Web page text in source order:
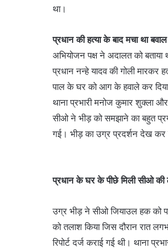
था।
प्रधान की हत्या के बाद मचा था बवाल
अभियोजन पक्ष ने अदालत को
प्रधान नन्हे यादव की गोली
पाल के घर को आग के हवाले कर
थाना प्रभारी मनोज कुमार शुक्ला
सीओ ने भीड़ को समझाने का बहुत
गई। भीड़ का उग्र प्रदर्शन देख कर
प्रधान के घर के पीछे मिली सीओ की
उग्र भीड़ ने सीओ जियाउल हक को
को तलाश किया जिस दौरान रात
रिपोर्ट दर्ज कराई गई थी। थाना